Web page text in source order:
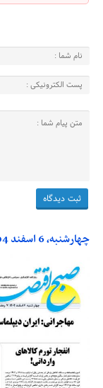
چهارشنبه، 6 اسفند 1404